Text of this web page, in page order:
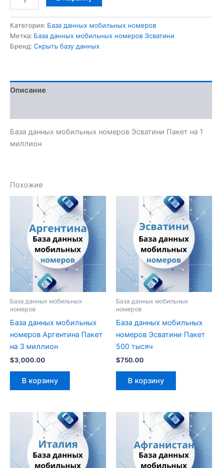
Категория: База данных мобильных номеров
Метка: База данных мобильных номеров Эсватини
Бренд: Скрыть базу данных
Описание
База данных мобильных номеров Эсватини Пакет на 1
миллион
Похожие
База данных мобильных
номеров
База данных мобильных
номеров Аргентина Пакет
на 3 миллион
$3,000.00
В корзину
База данных мобильных
номеров
База данных мобильных
номеров Эсватини Пакет
500 тысяч
$750.00
В корзину